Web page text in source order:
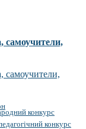
самоучители,
конкурс
конкурс